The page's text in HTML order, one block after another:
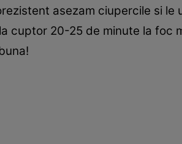
asezam ciupercile si
cuptor 20-25 de minute la